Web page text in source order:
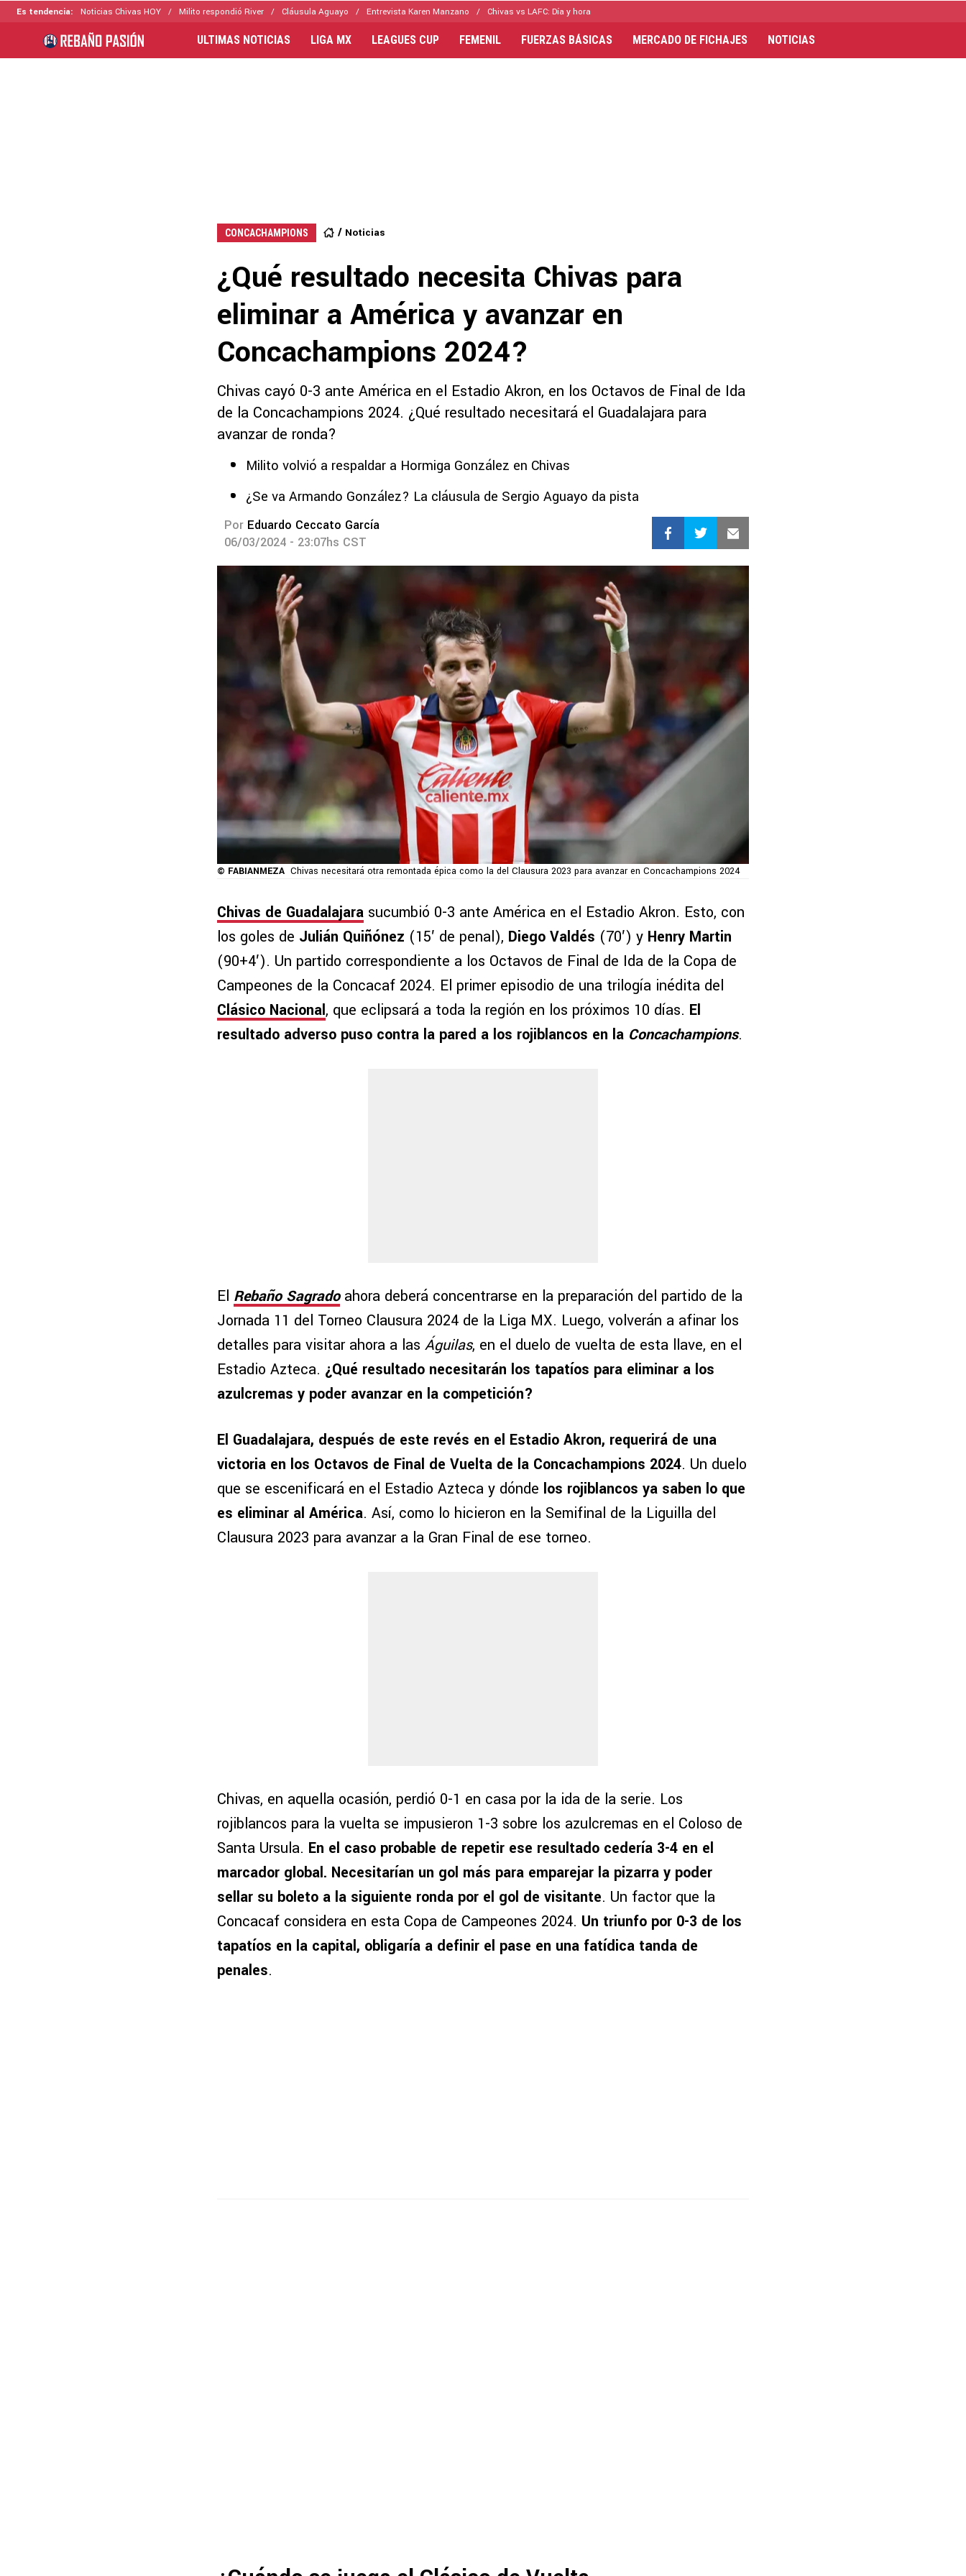
Es tendencia: Noticias Chivas HOY Milito respondió River Cláusula Aguayo Entrevista Karen Manzano Chivas vs LAFC: Día y hora
ULTIMAS NOTICIAS LIGA MX LEAGUES CUP FEMENIL FUERZAS BÁSICAS MERCADO DE FICHAJES NOTICIAS
CONCACHAMPIONS Noticias
¿Qué resultado necesita Chivas para
eliminar a América y avanzar en
Concachampions 2024?
Chivas cayó 0-3 ante América en el Estadio Akron, en los Octavos de Final de Ida
de la Concachampions 2024. ¿Qué resultado necesitará el Guadalajara para
avanzar de ronda?
Milito volvió a respaldar a Hormiga González en Chivas
¿Se va Armando González? La cláusula de Sergio Aguayo da pista
Por Eduardo Ceccato García
06/03/2024 - 23:07hs CST
© FABIANMEZA Chivas necesitará otra remontada épica como la del Clausura 2023 para avanzar en Concachampions 2024
Chivas de Guadalajara sucumbió 0-3 ante América en el Estadio Akron. Esto, con
los goles de Julián Quiñónez (15′ de penal), Diego Valdés (70′) y Henry Martin
(90+4′). Un partido correspondiente a los Octavos de Final de Ida de la Copa de
Campeones de la Concacaf 2024. El primer episodio de una trilogía inédita del
Clásico Nacional, que eclipsará a toda la región en los próximos 10 días. El
resultado adverso puso contra la pared a los rojiblancos en la Concachampions.
El Rebaño Sagradoahora deberá concentrarse en la preparación del partido de la
Jornada 11 del Torneo Clausura 2024 de la Liga MX. Luego, volverán a afinar los
detalles para visitar ahora a las Águilas, en el duelo de vuelta de esta llave, en el
Estadio Azteca. ¿Qué resultado necesitarán los tapatíos para eliminar a los
azulcremas y poder avanzar en la competición?
El Guadalajara, después de este revés en el Estadio Akron, requerirá de una
victoria en los Octavos de Final de Vuelta de la Concachampions 2024. Un duelo
que se escenificará en el Estadio Azteca y dónde los rojiblancos ya saben lo que
es eliminar al América. Así, como lo hicieron en la Semifinal de la Liguilla del
Clausura 2023 para avanzar a la Gran Final de ese torneo.
Chivas, en aquella ocasión, perdió 0-1 en casa por la ida de la serie. Los
rojiblancos para la vuelta se impusieron 1-3 sobre los azulcremas en el Coloso de
Santa Ursula. En el caso probable de repetir ese resultado cedería 3-4 en el
marcador global. Necesitarían un gol más para emparejar la pizarra y poder
sellar su boleto a la siguiente ronda por el gol de visitante. Un factor que la
Concacaf considera en esta Copa de Campeones 2024. Un triunfo por 0-3 de los
tapatíos en la capital, obligaría a definir el pase en una fatídica tanda de
penales.